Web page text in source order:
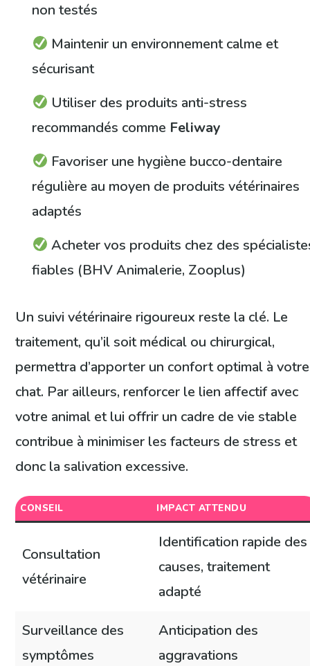
non testés
Maintenir un environnement calme et
sécurisant
Utiliser des produits anti-stress
recommandés comme Feliway
Favoriser une hygiène bucco-dentaire
régulière au moyen de produits vétérinaires
adaptés
Acheter vos produits chez des
fiables (BHV Animalerie, Zooplus)
Un suivi vétérinaire rigoureux reste la clé. Le
traitement, qu’il soit médical ou chirurgical,
permettra d’apporter un confort optimal à votre
chat. Par ailleurs, renforcer le lien affectif avec
votre animal et lui offrir un cadre de vie stable
contribue à minimiser les facteurs de stress et
donc la salivation excessive.
CONSEIL IMPACT ATTENDU
Consultation
vétérinaire
Identification rapide des
causes, traitement
adapté
Surveillance des
symptômes
Anticipation des
aggravations